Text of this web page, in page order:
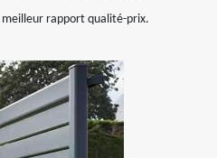
meilleur rapport qualité-prix.